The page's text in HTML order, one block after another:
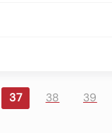
37 38 39